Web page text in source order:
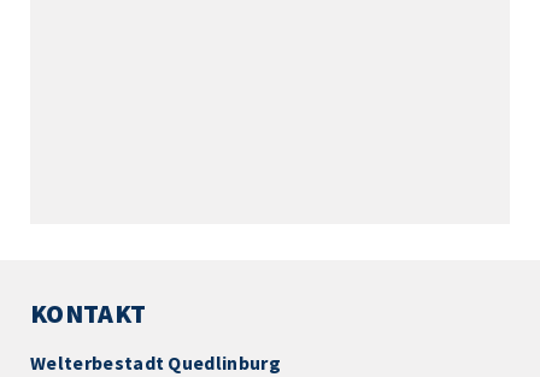
KONTAKT
Welterbestadt Quedlinburg